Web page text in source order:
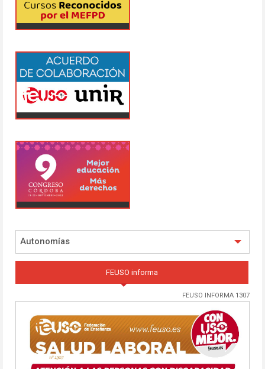
Autonomías
FEUSO informa
FEUSO INFORMA 1307